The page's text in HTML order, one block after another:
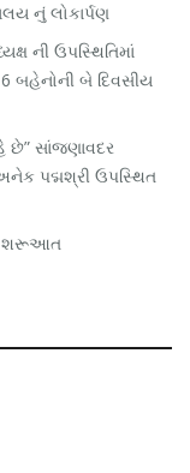
નું લોકાર્પણ
ની ઉપસ્થિતિમાં
બે દિવસીય
છે” સાંજણાવદર
અનેક પદ્મશ્રી ઉપસ્થિત
શરૂઆત